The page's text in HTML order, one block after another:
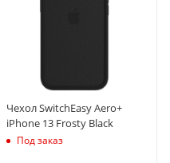
Чехол SwitchEasy Aero+
iPhone 13 Frosty Black
Под заказ